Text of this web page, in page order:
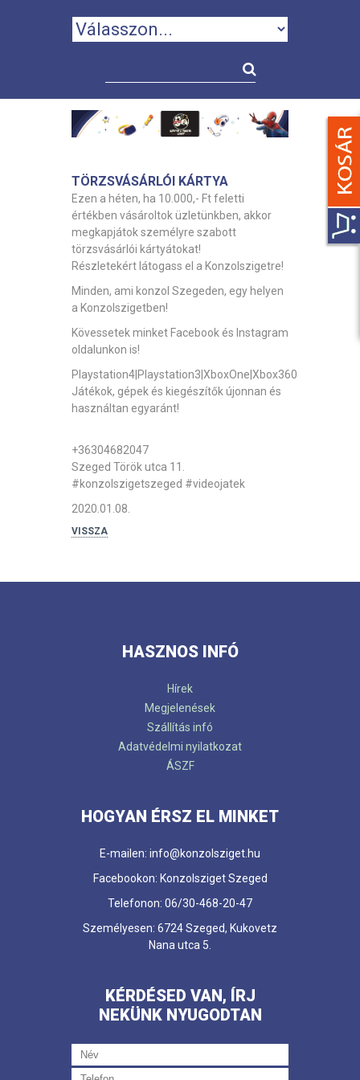
TÖRZSVÁSÁRLÓI KÁRTYA
Ezen a héten, ha 10.000,- Ft feletti
értékben vásároltok üzletünkben, akkor
megkapjátok személyre szabott
törzsvásárlói kártyátokat!
Részletekért látogass el a Konzolszigetre!
Minden, ami konzol Szegeden, egy helyen
a Konzolszigetben!
Kövessetek minket Facebook és Instagram
oldalunkon is!
Playstation4|Playstation3|XboxOne|Xbox360
Játékok, gépek és kiegészítők újonnan és
használtan egyaránt!
+36304682047
Szeged Török utca 11.
#konzolszigetszeged #videojatek
2020.01.08.
VISSZA
HASZNOS INFÓ
Hírek
Megjelenések
Szállítás infó
Adatvédelmi nyilatkozat
ÁSZF
HOGYAN ÉRSZ EL MINKET
E-mailen: info@konzolsziget.hu
Facebookon: Konzolsziget Szeged
Telefonon: 06/30-468-20-47
Személyesen: 6724 Szeged, Kukovetz
Nana utca 5.
KÉRDÉSED VAN, ÍRJ
NEKÜNK NYUGODTAN